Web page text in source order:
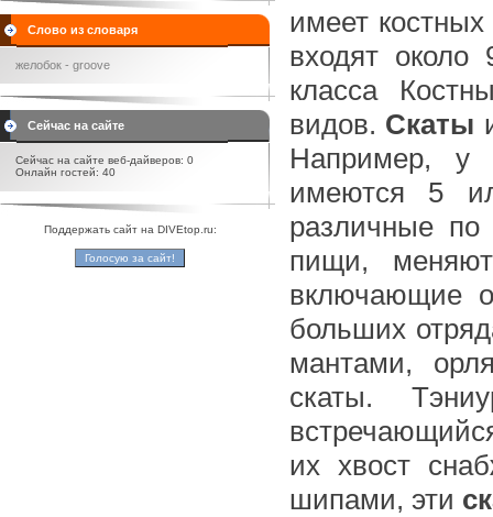
Слово из словаря
желобок - groove
Сейчас на сайте
Сейчас на сайте веб-дайверов: 0
Онлайн гостей: 40
Поддержать сайт на DIVEtop.ru:
имеет
входят около
класса
видов. Скаты
Например, у
имеются 5
различные по
пищи,
включающие
больших
мантами,
скаты.
их хвост
шипами, эти